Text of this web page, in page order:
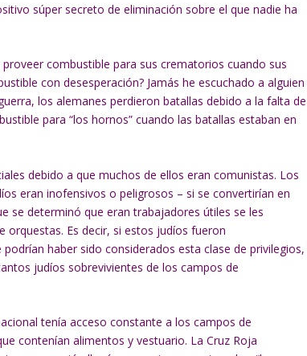
súper secreto de eliminación sobre el que nadie ha
combustible para sus crematorios cuando sus
con desesperación? Jamás he escuchado a alguien
los alemanes perdieron batallas debido a la falta de
para “los hornos” cuando las batallas estaban en
debido a que muchos de ellos eran comunistas. Los
eran inofensivos o peligrosos – si se convertirían en
se determinó que eran trabajadores útiles se les
Es decir, si estos judíos fueron
haber sido considerados esta clase de privilegios,
judíos sobrevivientes de los campos de
tenía acceso constante a los campos de
contenían alimentos y vestuario. La Cruz Roja